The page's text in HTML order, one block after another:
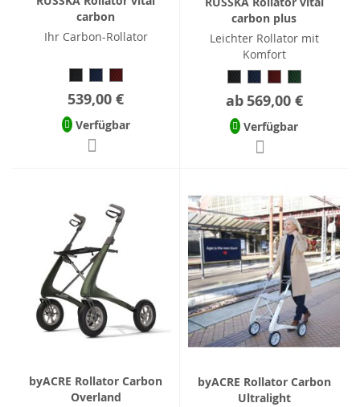
carbon
Ihr Carbon-Rollator
539,00 €
Verfügbar
carbon plus
Leichter Rollator mit
Komfort
ab 569,00 €
Verfügbar
byACRE Rollator Carbon
Overland
byACRE Rollator Carbon
Ultralight